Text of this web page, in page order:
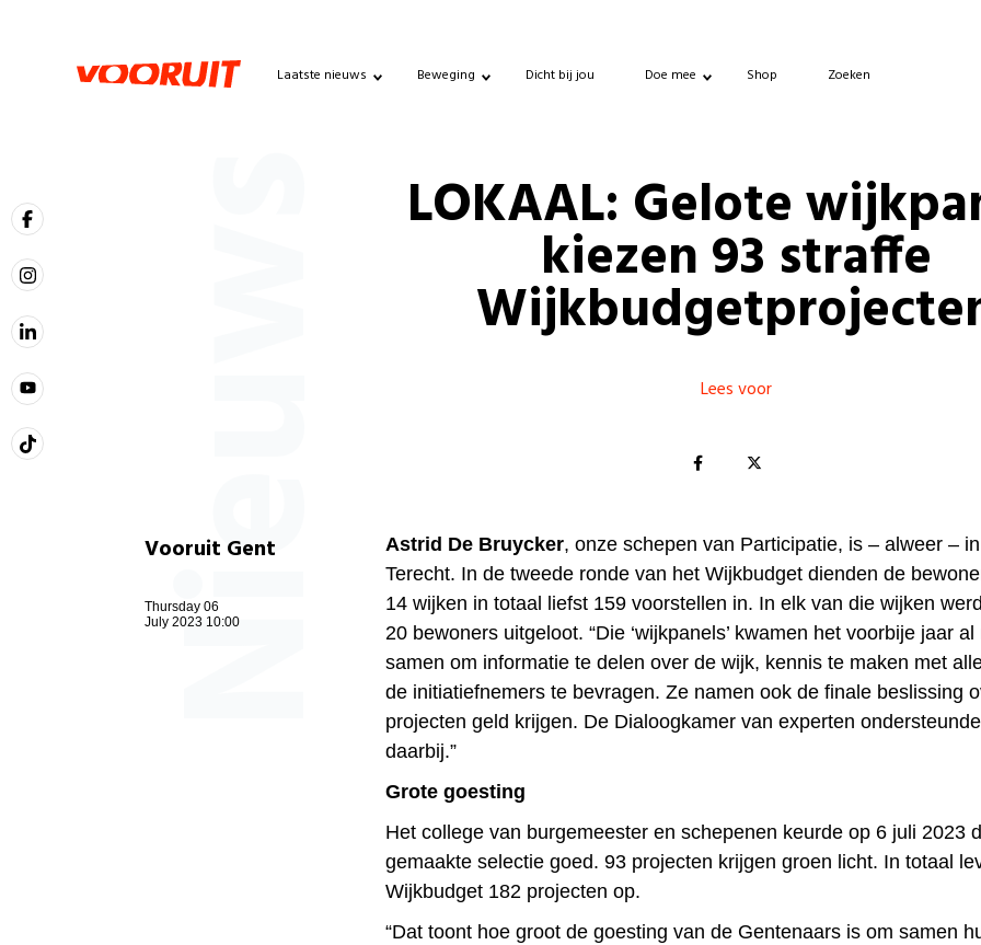
Laatste nieuws Beweging Dicht bij jou Doe mee Shop Zoeken
NieuwsLOKAAL: Gelote
kiezen 93 straffe
Lees voor
Vooruit Gent
Thursday 06
July 2023 10:00
Astrid De Bruycker, onze schepen van Participatie, is – alweer –
Terecht. In de tweede ronde van het Wijkbudget dienden de
14 wijken in totaal liefst 159 voorstellen in. In elk van die wijken
20 bewoners uitgeloot. “Die ‘wijkpanels’ kwamen het voorbije jaar
samen om informatie te delen over de wijk, kennis te maken met
de initiatiefnemers te bevragen. Ze namen ook de finale beslissing
projecten geld krijgen. De Dialoogkamer van experten
daarbij.”
Grote goesting
Het college van burgemeester en schepenen keurde op 6 juli 2023
gemaakte selectie goed. 93 projecten krijgen groen licht. In totaal
Wijkbudget 182 projecten op.
“Dat toont hoe groot de goesting van de Gentenaars is om samen